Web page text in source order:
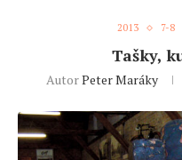
2013 7-8
Tašky,
AutorPeter Maráky